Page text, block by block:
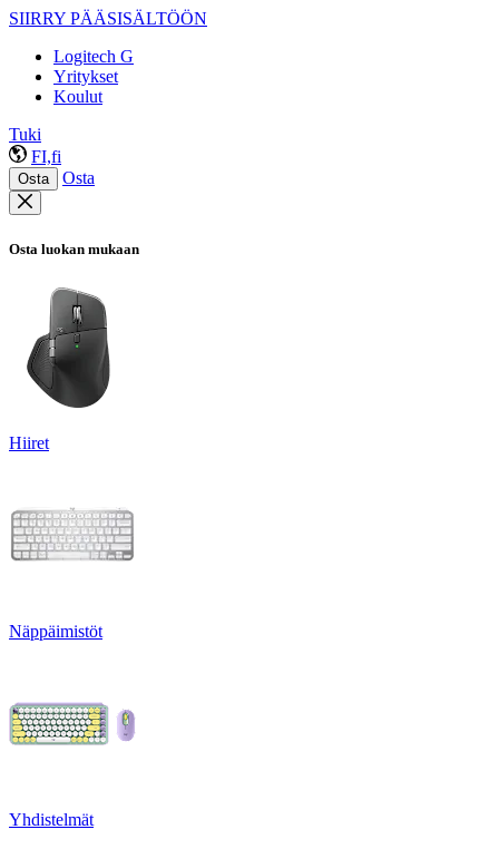
SIIRRY PÄÄSISÄLTÖÖN
Logitech G
Yritykset
Koulut
Tuki
FI,fi
Osta Osta
Osta luokan mukaan
Hiiret
Näppäimistöt
Yhdistelmät